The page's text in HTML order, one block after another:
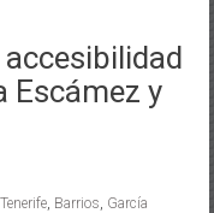
Escámez y
, Barrios García